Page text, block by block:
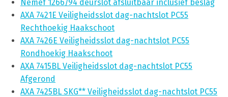
Nemef 1266/94 deurslot afsluitbaar inclusief beslag
AXA 7421E Veiligheidsslot dag-nachtslot PC55
Rechthoekig Haakschoot
AXA 7426E Veiligheidsslot dag-nachtslot PC55
Rondhoekig Haakschoot
AXA 7415BL Veiligheidsslot dag-nachtslot PC55
Afgerond
AXA 7425BL SKG** Veiligheidsslot dag-nachtslot PC55